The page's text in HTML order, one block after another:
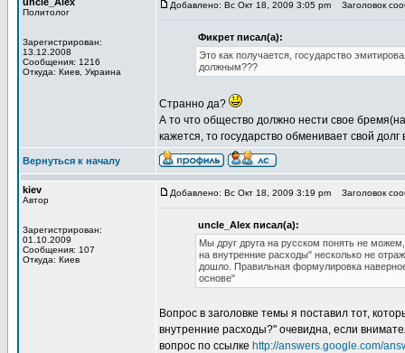
Политолог
Зарегистрирован:
13.12.2008
Сообщения: 1216
Откуда: Киев, Украина
Добавлено: Вс Окт 18, 2009 3:05 pm Заголовок
Фикрет писал(а):
Это как получается, государство
должным???
Странно да?
А то что общество должно нести свое
кажется, то государство обменивает свой
Вернуться к началу
kiev
Автор
Зарегистрирован:
01.10.2009
Сообщения: 107
Откуда: Киев
Добавлено: Вс Окт 18, 2009 3:19 pm Заголовок
uncle_Alex писал(а):
Мы друг друга на русском понять не
на внутренние расходы" несколько не
дошло. Правильная формулировка
основе"
Вопрос в заголовке темы я поставил тот,
внутренние расходы?" очевидна, если
вопрос по ссылке http://answers.google.com/